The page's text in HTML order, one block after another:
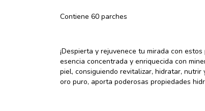
Contiene 60 parches
¡Despierta y rejuvenece tu mirada con
esencia concentrada y enriquecida con
piel, consiguiendo revitalizar, hidratar,
oro puro, aporta poderosas propiedades